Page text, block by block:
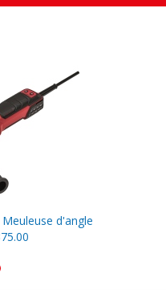
d'angle